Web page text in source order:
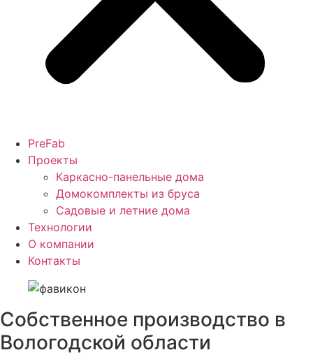
PreFab
Проекты
Каркасно-панельные дома
Домокомплекты из бруса
Садовые и летние дома
Технологии
О компании
Контакты
Собственное производство в
Вологодской области